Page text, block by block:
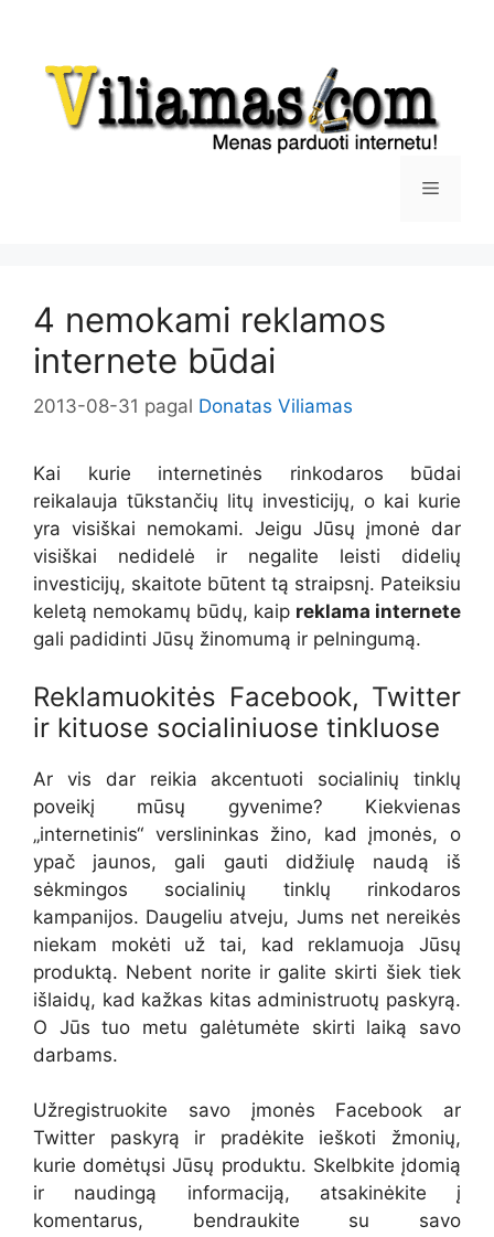
turinio
Meniu
4 nemokami reklamos
internete būdai
2013-08-31 pagal Donatas Viliamas
Kai kurie internetinės rinkodaros būdai
reikalauja tūkstančių litų investicijų, o kai kurie
yra visiškai nemokami. Jeigu Jūsų įmonė dar
visiškai nedidelė ir negalite leisti didelių
investicijų, skaitote būtent tą straipsnį. Pateiksiu
keletą nemokamų būdų, kaip reklama internete
gali padidinti Jūsų žinomumą ir pelningumą.
Reklamuokitės Facebook, Twitter
ir kituose socialiniuose tinkluose
Ar vis dar reikia akcentuoti socialinių tinklų
poveikį mūsų gyvenime? Kiekvienas
„internetinis“ verslininkas žino, kad įmonės, o
ypač jaunos, gali gauti didžiulę naudą iš
sėkmingos socialinių tinklų rinkodaros
kampanijos. Daugeliu atveju, Jums net nereikės
niekam mokėti už tai, kad reklamuoja Jūsų
produktą. Nebent norite ir galite skirti šiek tiek
išlaidų, kad kažkas kitas administruotų paskyrą.
O Jūs tuo metu galėtumėte skirti laiką savo
darbams.
Užregistruokite savo įmonės Facebook ar
Twitter paskyrą ir pradėkite ieškoti žmonių,
kurie domėtųsi Jūsų produktu. Skelbkite įdomią
ir naudingą informaciją, atsakinėkite į
komentarus, bendraukite su savo